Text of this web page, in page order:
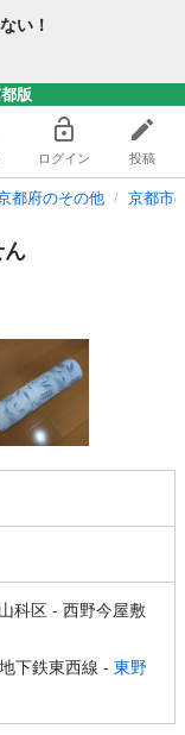
い！
版
ログイン 投稿
都府のその他 京都市
科区 - 西野今屋敷
下鉄東西線 - 東野